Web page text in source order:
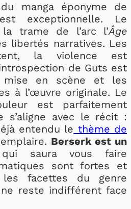
manga éponyme de
exceptionnelle. Le
trame de l’arc l’Âge
libertés narratives. Les
la violence est
de Guts est
mise en scène et les
à l’œuvre originale. Le
est parfaitement
s’aligne avec le récit :
entendu le thème de
Berserk est un
saura vous faire
sont fortes et
facettes du genre
ne reste indifférent face